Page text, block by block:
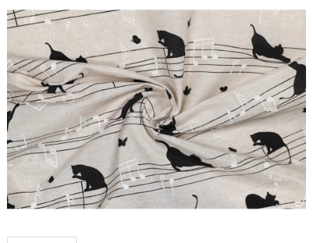
produktu
0,0
z
5
hviezdičiek.